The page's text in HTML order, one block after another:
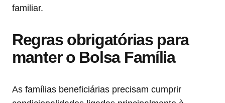
familiar.
Regras obrigatórias para
manter o Bolsa Família
As famílias beneficiárias precisam cumprir